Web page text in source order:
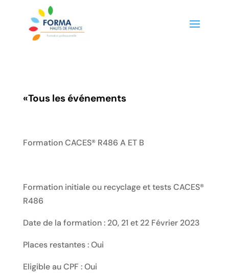
«Tous les événements
Formation CACES® R486 A ET B
Formation initiale ou recyclage et tests CACES®
R486
Date de la formation : 20, 21 et 22 Février 2023
Places restantes : Oui
Eligible au CPF : Oui